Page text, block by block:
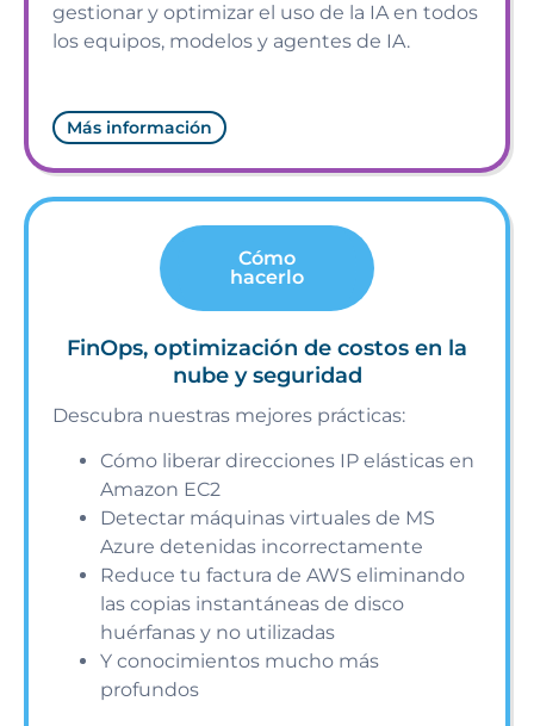
gestionar y optimizar el uso de la IA en todos
los equipos, modelos y agentes de IA.
Más información
Cómo
hacerlo
FinOps, optimización de costos en la
nube y seguridad
Descubra nuestras mejores prácticas:
Cómo liberar direcciones IP elásticas en
Amazon EC2
Detectar máquinas virtuales de MS
Azure detenidas incorrectamente
Reduce tu factura de AWS eliminando
las copias instantáneas de disco
huérfanas y no utilizadas
Y conocimientos mucho más
profundos